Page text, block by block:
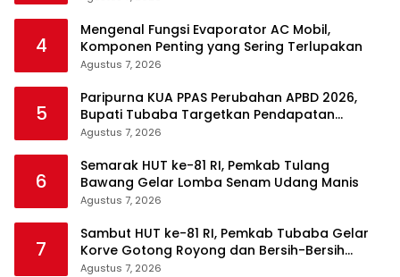
4
Mengenal Fungsi Evaporator AC Mobil,
Komponen Penting yang Sering Terlupakan
Agustus 7, 2026
5
Paripurna KUA PPAS Perubahan APBD 2026,
Bupati Tubaba Targetkan Pendapatan
Daerah Rp820,3 Miliar
Agustus 7, 2026
6
Semarak HUT ke-81 RI, Pemkab Tulang
Bawang Gelar Lomba Senam Udang Manis
Agustus 7, 2026
7
Sambut HUT ke-81 RI, Pemkab Tubaba Gelar
Korve Gotong Royong dan Bersih-Bersih
Serentak
Agustus 7, 2026